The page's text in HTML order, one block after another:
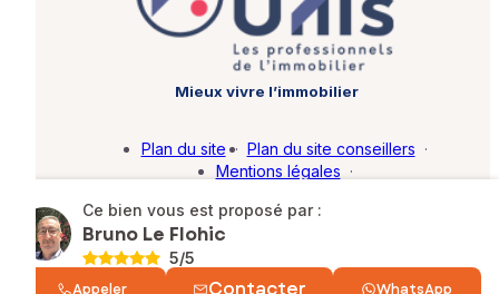
Ce bien vous est proposé par :
Bruno Le Flohic
5/5
Appeler WhatsApp
Mieux vivre l’immobilier
© SAFTI 2026. Tous droits réservés.
Plan du site · Plan du site conseillers ·
Mentions légales ·
Barème d'honoraires · Paramétrer mes cookies